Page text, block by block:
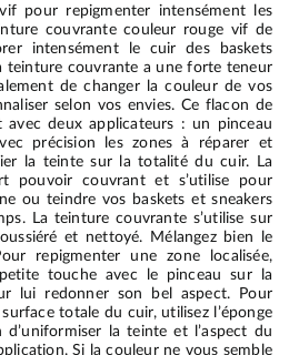
pour repigmenter intensément les
couvrante couleur rouge vif de
intensément le cuir des baskets
teinture couvrante a une forte teneur
de changer la couleur de vos
selon vos envies. Ce flacon de
deux applicateurs : un pinceau
précision les zones à réparer et
la teinte sur la totalité du cuir. La
pouvoir couvrant et s’utilise pour
ou teindre vos baskets et sneakers
La teinture couvrante s’utilise sur
et nettoyé. Mélangez bien le
repigmenter une zone localisée,
touche avec le pinceau sur la
lui redonner son bel aspect. Pour
totale du cuir, utilisez l’éponge
la teinte et l’aspect du
Si la couleur ne vous semble